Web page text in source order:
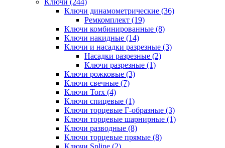
Ключи динамометрические (36)
Ремкомплект (19)
Ключи комбинированные (8)
Ключи накидные (14)
Ключи и насадки разрезные (3)
Насадки разрезные (2)
Ключи разрезные (1)
Ключи рожковые (3)
Ключи свечные (7)
Ключи Torx (4)
Ключи спицевые (1)
Ключи торцевые Г-образные (3)
Ключи торцевые шарнирные (1)
Ключи разводные (8)
Ключи торцевые прямые (8)
Ключи Spline (2)